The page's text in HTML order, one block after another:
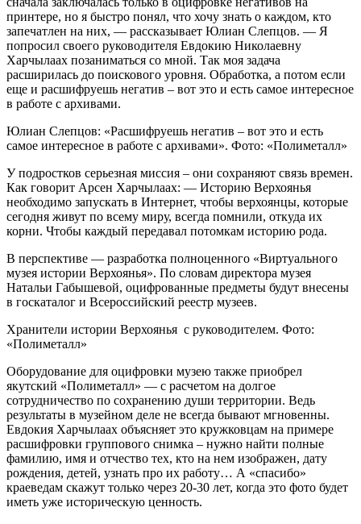
принтере, но я быстро понял, что хочу знать о каждом, кто
запечатлен на них, — рассказывает Юлиан Слепцов. — Я
попросил своего руководителя Евдокию Николаевну
Харчылаах позаниматься со мной. Так моя задача
расширилась до поискового уровня. Обработка, а потом если
еще и расшифруешь негатив – вот это и есть самое интересное
в работе с архивами.
Юлиан Слепцов: «Расшифруешь негатив – вот это и есть
самое интересное в работе с архивами». Фото: «Полиметалл»
У подростков серьезная миссия – они сохраняют связь времен.
Как говорит Арсен Харчылаах: — Историю Верхоянья
необходимо запускать в Интернет, чтобы верхоянцы, которые
сегодня живут по всему миру, всегда помнили, откуда их
корни. Чтобы каждый передавал потомкам историю рода.
В перспективе — разработка полноценного «Виртуального
музея истории Верхоянья». По словам директора музея
Натальи Габышевой, оцифрованные предметы будут внесены
в госкаталог и Всероссийский реестр музеев.
Хранители истории Верхоянья с руководителем. Фото:
«Полиметалл»
Оборудование для оцифровки музею также приобрел
якутский «Полиметалл» — с расчетом на долгое
сотрудничество по сохранению души территории. Ведь
результаты в музейном деле не всегда бывают мгновенны.
Евдокия Харчылаах объясняет это кружковцам на примере
расшифровки группового снимка – нужно найти полные
фамилию, имя и отчество тех, кто на нем изображен, дату
рождения, детей, узнать про их работу… А «спасибо»
краеведам скажут только через 20-30 лет, когда это фото будет
иметь уже историческую ценность.